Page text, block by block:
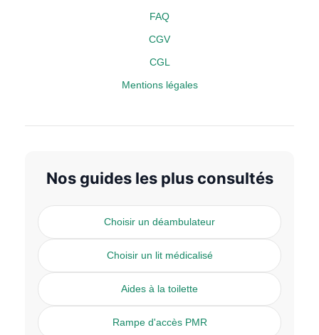
FAQ
CGV
CGL
Mentions légales
Nos guides les plus consultés
Choisir un déambulateur
Choisir un lit médicalisé
Aides à la toilette
Rampe d'accès PMR